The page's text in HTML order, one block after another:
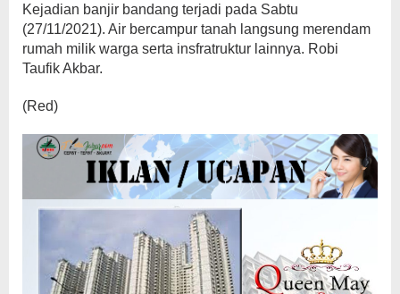
Kejadian banjir bandang terjadi pada Sabtu
(27/11/2021). Air bercampur tanah langsung merendam
rumah milik warga serta insfratruktur lainnya. Robi
Taufik Akbar.
(Red)